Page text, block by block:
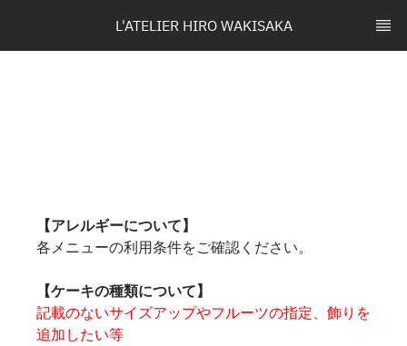
L'ATELIER HIRO WAKISAKA
【アレルギーについて】
各メニューの利用条件をご確認ください。
【ケーキの種類について】
記載のないサイズアップやフルーツの指定、飾りを
追加したい等